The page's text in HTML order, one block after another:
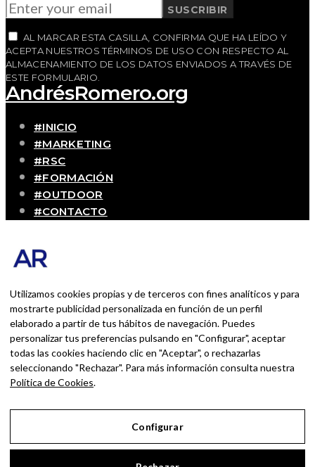
SUSCRIBIR
AL MARCAR ESTA CASILLA, CONFIRMA QUE HA LEÍDO Y
ACEPTA NUESTROS TÉRMINOS DE USO CON RESPECTO AL
ALMACENAMIENTO DE LOS DATOS ENVIADOS A TRAVÉS DE
ESTE FORMULARIO.
AndrésRomero.org
#INICIO
#MARKETING
#RSC
#FORMACIÓN
#OUTDOOR
#CONTACTO
Blog personal y profesional de Andrés Romero.
persona que disfruta con lo que hace cada día
BUSCAR POR:
BUSCAR
Ingresa las palabras de la búsqueda y presiona
Enter.
Utilizamos cookies propias y de terceros con fines analíticos y para
mostrarte publicidad personalizada en función de un perfil
elaborado a partir de tus hábitos de navegación. Puedes
personalizar tus preferencias pulsando en "Configurar", aceptar
todas las cookies haciendo clic en "Aceptar", o rechazarlas
seleccionando "Rechazar". Para más información consulta nuestra
Política de Cookies.
Configurar
Aviso Legal